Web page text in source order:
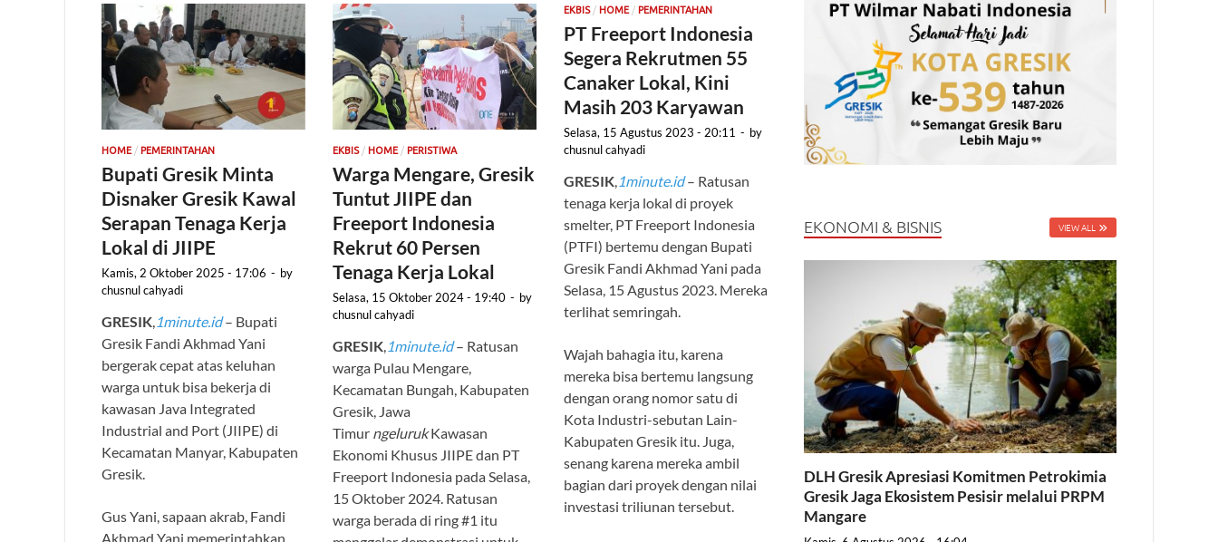
HOME / PEMERINTAHAN
Bupati Gresik Minta
Disnaker Gresik Kawal
Serapan Tenaga Kerja
Lokal di JIIPE
Kamis, 2 Oktober 2025 - 17:06 - by
chusnul cahyadi
GRESIK 1minute.id– Bupati
Gresik Fandi Akhmad Yani
bergerak cepat atas keluhan
warga untuk bisa bekerja di
kawasan Java Integrated
Industrial and Port (JIIPE) di
Kecamatan Manyar, Kabupaten
Gresik.
Gus Yani, sapaan akrab, Fandi
Akhmad Yani memerintahkan
EKBIS/ HOME / PERISTIWA
Warga Mengare, Gresik
Tuntut JIIPE dan
Freeport Indonesia
Rekrut 60 Persen
Tenaga Kerja Lokal
Selasa, 15 Oktober 2024 - 19:40 - by
chusnul cahyadi
GRESIK 1minute.id– Ratusan
warga Pulau Mengare,
Kecamatan Bungah, Kabupaten
Gresik, Jawa
Timur ngelurukKawasan
Ekonomi Khusus JIIPE dan PT
Freeport Indonesia pada Selasa,
15 Oktober 2024. Ratusan
warga berada di ring #1 itu
EKBIS/ HOME / PEMERINTAHAN
PT Freeport Indonesia
Segera Rekrutmen 55
Canaker Lokal, Kini
Masih 203 Karyawan
Selasa, 15 Agustus 2023 - 20:11 - by
chusnul cahyadi
GRESIK 1minute.id– Ratusan
tenaga kerja lokal di proyek
smelter, PT Freeport Indonesia
(PTFI) bertemu dengan Bupati
Gresik Fandi Akhmad Yani pada
Selasa, 15 Agustus 2023. Mereka
terlihat semringah.
Wajah bahagia itu, karena
mereka bisa bertemu langsung
dengan orang nomor satu di
Kota Industri-sebutan Lain-
Kabupaten Gresik itu. Juga,
senang karena mereka ambil
bagian dari proyek dengan nilai
investasi triliunan tersebut.
EKONOMI & BISNIS VIEW ALL
DLH Gresik Apresiasi Komitmen Petrokimia
Gresik Jaga Ekosistem Pesisir melalui PRPM
Mangare